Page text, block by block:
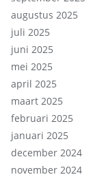
augustus 2025
juli 2025
juni 2025
mei 2025
april 2025
maart 2025
februari 2025
januari 2025
december 2024
november 2024